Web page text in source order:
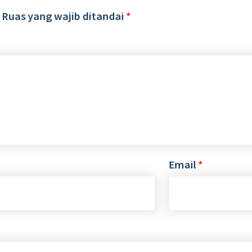
Ruas yang wajib ditandai *
Email *